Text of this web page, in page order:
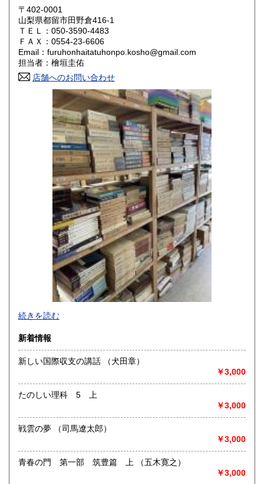
岡山県
山口県 800円
香川県 800円 愛媛県
高知県 800円
800円 長崎県
800円 大分県
800円 鹿児島県
1,500円
〒402-0001
山梨県都留市田野倉416-1
ＴＥＬ：050-3590-4483
ＦＡＸ：0554-23-6606
Email：furuhonhaitatuhonpo.kosho@gmail.com
担当者：檜垣圭佑
店舗へのお問い合わせ
-
沿線名：-
最寄駅：-
営業時間：-
定休日：-
書籍の買取について
取り扱い分野
総記、哲学宗教、歴史、社会科学、自然科学、美術工芸、国
語国文、外国文学、古典籍、近代文献、趣味、外国書、サブ
カルチャー、古書一般（その他）
続きを読む
新着情報
新しい国際収支の講話 （犬田章）
￥3,000
たのしい理科 5 上
￥3,000
戦雲の夢 （司馬遼太郎）
￥3,000
青春の門 第一部 筑豊篇 上 （五木寛之）
￥3,000